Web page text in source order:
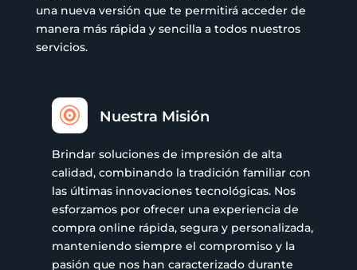
una nueva versión que te permitirá acceder de
manera más rápida y sencilla a todos nuestros
servicios.
 Nuestra Misión
Brindar soluciones de impresión de alta
calidad, combinando la tradición familiar con
las últimas innovaciones tecnológicas. Nos
esforzamos por ofrecer una experiencia de
compra online rápida, segura y personalizada,
manteniendo siempre el compromiso y la
pasión que nos han caracterizado durante